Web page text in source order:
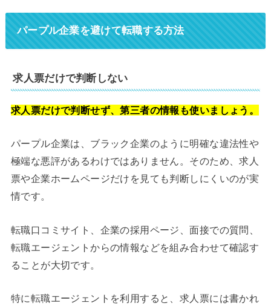
パープル企業を避けて転職する方法
求人票だけで判断しない
求人票だけで判断せず、第三者の情報も使いましょう。
パープル企業は、ブラック企業のように明確な違法性や
極端な悪評があるわけではありません。そのため、求人
票や企業ホームページだけを見ても判断しにくいのが実
情です。
転職口コミサイト、企業の採用ページ、面接での質問、
転職エージェントからの情報などを組み合わせて確認す
ることが大切です。
特に転職エージェントを利用すると、求人票には書かれ